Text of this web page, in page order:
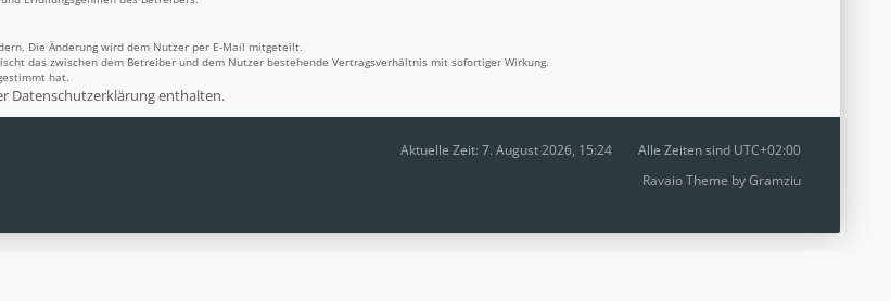
Die Änderung wird dem Nutzer per E-Mail mitgeteilt.
das zwischen dem Betreiber und dem Nutzer bestehende Vertragsverhältnis mit sofortiger Wirkung.
hat.
Datenschutzerklärung enthalten.
Alle Zeiten sind UTC+02:00
Aktuelle Zeit: 7. August 2026, 15:24
Ravaio Theme byGramziu